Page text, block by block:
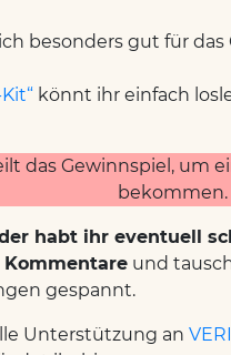
besonders gut für das
könnt ihr einfach
das Gewinnspiel, um
bekommen.
habt ihr eventuell
Kommentareund
gespannt.
Unterstützung an